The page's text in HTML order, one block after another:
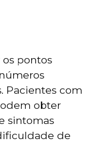
pontos
Pacientes com
obter
sintomas
de